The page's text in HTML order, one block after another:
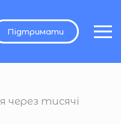
Підтримати
через тисячі